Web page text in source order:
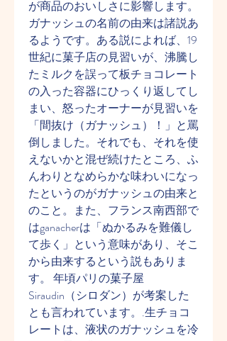
が商品のおいしさに影響します。
ガナッシュの名前の由来は諸説あ
るようです。ある説によれば、19
世紀に菓子店の見習いが、沸騰し
たミルクを誤って板チョコレート
の入った容器にひっくり返してし
まい、怒ったオーナーが見習いを
「間抜け（ガナッシュ）！」と罵
倒しました。それでも、それを使
えないかと混ぜ続けたところ、ふ
んわりとなめらかな味わいになっ
たというのがガナッシュの由来と
のこと。また、フランス南西部で
はganacherは「ぬかるみを難儀し
て歩く」という意味があり、そこ
から由来するという説もありま
す。 年頃パリの菓子屋
Siraudin（シロダン）が考案した
とも言われています。.生チョコ
レートは、液状のガナッシュを冷